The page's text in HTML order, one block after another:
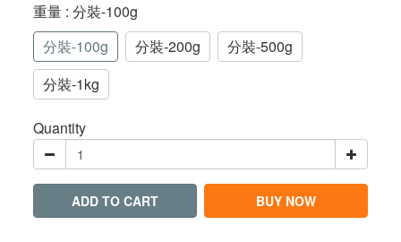
重量 : 分裝-100g
分裝-100g
分裝-200g
分裝-500g
分裝-1kg
Quantity
ADD TO CART BUY NOW